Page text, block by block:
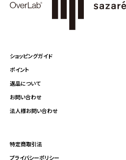
ショッピングガイド
ポイント
返品について
お問い合わせ
法人様お問い合わせ
特定商取引法
プライバシーポリシー